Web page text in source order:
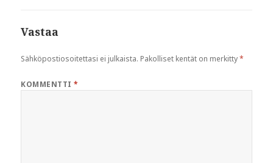
Vastaa
Sähköpostiosoitettasi ei julkaista. Pakolliset kentät on merkitty*
KOMMENTTI*